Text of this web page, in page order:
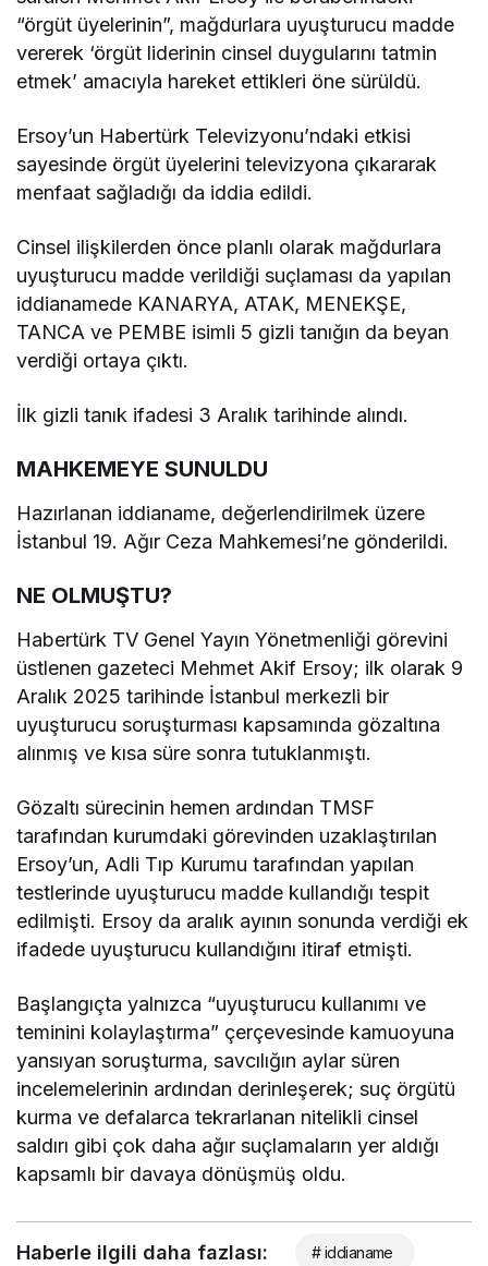
“örgüt üyelerinin”, mağdurlara uyuşturucu madde
vererek ‘örgüt liderinin cinsel duygularını tatmin
etmek’ amacıyla hareket ettikleri öne sürüldü.
Ersoy’un Habertürk Televizyonu’ndaki etkisi
sayesinde örgüt üyelerini televizyona çıkararak
menfaat sağladığı da iddia edildi.
Cinsel ilişkilerden önce planlı olarak mağdurlara
uyuşturucu madde verildiği suçlaması da yapılan
iddianamede KANARYA, ATAK, MENEKŞE,
TANCA ve PEMBE isimli 5 gizli tanığın da beyan
verdiği ortaya çıktı.
İlk gizli tanık ifadesi 3 Aralık tarihinde alındı.
MAHKEMEYE SUNULDU
Hazırlanan iddianame, değerlendirilmek üzere
İstanbul 19. Ağır Ceza Mahkemesi’ne gönderildi.
NE OLMUŞTU?
Habertürk TV Genel Yayın Yönetmenliği görevini
üstlenen gazeteci Mehmet Akif Ersoy; ilk olarak 9
Aralık 2025 tarihinde İstanbul merkezli bir
uyuşturucu soruşturması kapsamında gözaltına
alınmış ve kısa süre sonra tutuklanmıştı.
Gözaltı sürecinin hemen ardından TMSF
tarafından kurumdaki görevinden uzaklaştırılan
Ersoy’un, Adli Tıp Kurumu tarafından yapılan
testlerinde uyuşturucu madde kullandığı tespit
edilmişti. Ersoy da aralık ayının sonunda verdiği ek
ifadede uyuşturucu kullandığını itiraf etmişti.
Başlangıçta yalnızca “uyuşturucu kullanımı ve
teminini kolaylaştırma” çerçevesinde kamuoyuna
yansıyan soruşturma, savcılığın aylar süren
incelemelerinin ardından derinleşerek; suç örgütü
kurma ve defalarca tekrarlanan nitelikli cinsel
saldırı gibi çok daha ağır suçlamaların yer aldığı
kapsamlı bir davaya dönüşmüş oldu.
Haberle ilgili daha fazlası: # iddianame